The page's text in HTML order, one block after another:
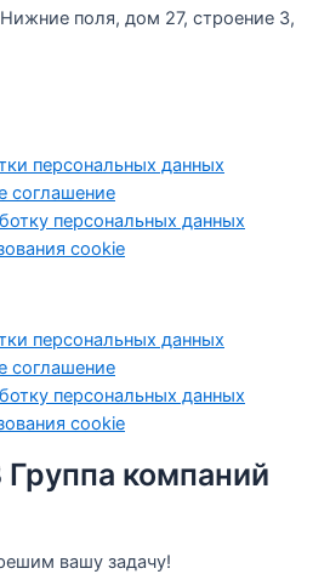
поля, дом 27, строение 3,
персональных данных
соглашение
персональных данных
cookie
персональных данных
соглашение
персональных данных
cookie
компаний
вашу задачу!